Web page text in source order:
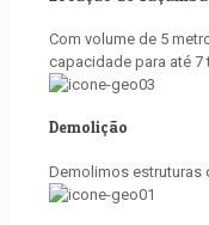
Com volume de 5
capacidade para até 7
Demolição
Demolimos estruturas